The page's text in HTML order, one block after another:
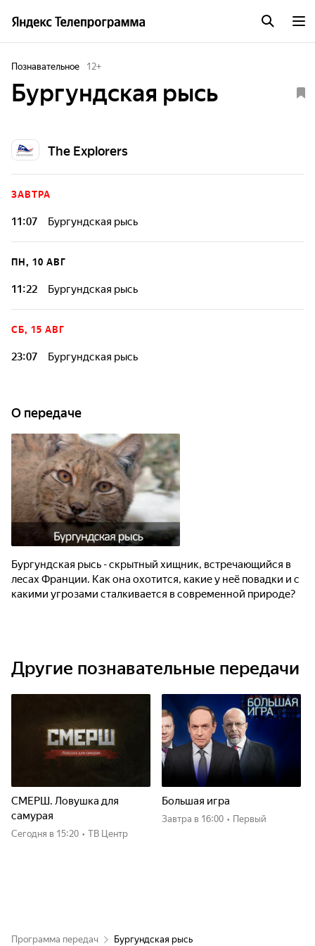
Познавательное 12+
Бургундская рысь
The Explorers
ЗАВТРА
11:07 Бургундская рысь
ПН, 10 АВГ
11:22 Бургундская рысь
СБ, 15 АВГ
23:07 Бургундская рысь
О передаче
Бургундская рысь - скрытный хищник, встречающийся в
лесах Франции. Как она охотится, какие у неё повадки и с
какими угрозами сталкивается в современной природе?
Другие познавательные передачи
СМЕРШ. Ловушка для
самурая
Сегодня в 15:20 • ТВ Центр
Большая игра
Завтра в 16:00 • Первый
Программа передач Бургундская рысь